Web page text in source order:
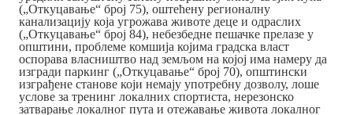
(„Откуцавање“ број 75), оштећену регионалну
канализацију која угрожава животе деце и одраслих
(„Откуцавање“ број 84), небезбедне пешачке прелазе у
општини, проблеме комшија којима градска власт
оспорава власништво над земљом на којој има намеру да
изгради паркинг („Откуцавање“ број 70), општински
изграђене станове који немају употребну дозволу, лоше
услове за тренинг локалних спортиста, нерезонско
затварање локалног пута и отежавање живота локалног